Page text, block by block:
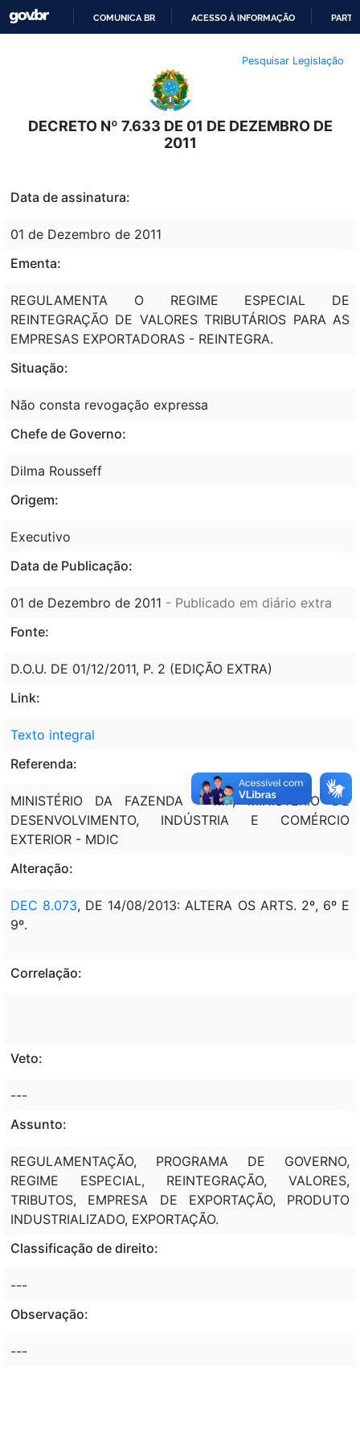
O
CONTEÚDO
COMUNICA BR ACESSO À INFORMAÇÃO
Pesquisar Legislação
DECRETO Nº 7.633 DE 01 DE DEZEMBRO DE
2011
Data de assinatura:
01 de Dezembro de 2011
Ementa:
REGULAMENTA O REGIME ESPECIAL DE
REINTEGRAÇÃO DE VALORES TRIBUTÁRIOS PARA AS
EMPRESAS EXPORTADORAS - REINTEGRA.
Situação:
Não consta revogação expressa
Chefe de Governo:
Dilma Rousseff
Origem:
Executivo
Data de Publicação:
01 de Dezembro de 2011 - Publicado em diário extra
Fonte:
D.O.U. DE 01/12/2011, P. 2 (EDIÇÃO EXTRA)
Link:
Texto integral
Referenda:
MINISTÉRIO DA FAZENDA - MF; MINISTÉRIO DE
DESENVOLVIMENTO, INDÚSTRIA E COMÉRCIO
EXTERIOR - MDIC
Alteração:
DEC 8.073, DE 14/08/2013: ALTERA OS ARTS. 2º, 6º E
9º.
Correlação:
Veto:
---
Assunto:
REGULAMENTAÇÃO, PROGRAMA DE GOVERNO,
REGIME ESPECIAL, REINTEGRAÇÃO, VALORES,
TRIBUTOS, EMPRESA DE EXPORTAÇÃO, PRODUTO
INDUSTRIALIZADO, EXPORTAÇÃO.
Classificação de direito:
---
Observação:
---